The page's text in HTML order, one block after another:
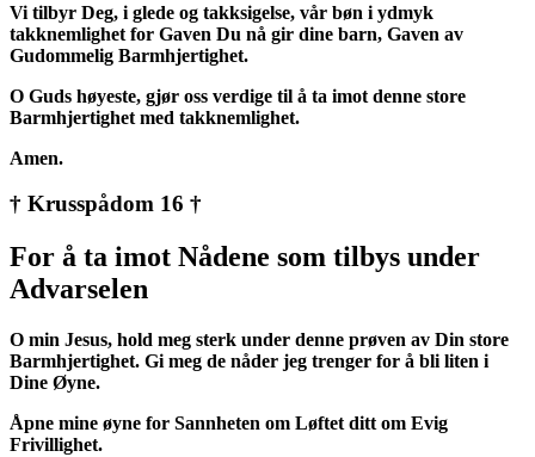
Vi tilbyr Deg, i glede og takksigelse, vår bøn i ydmyk
takknemlighet for Gaven Du nå gir dine barn, Gaven av
Gudommelig Barmhjertighet.
O Guds høyeste, gjør oss verdige til å ta imot denne store
Barmhjertighet med takknemlighet.
Amen.
† Krusspådom 16 †
For å ta imot Nådene som tilbys under
Advarselen
O min Jesus, hold meg sterk under denne prøven av Din store
Barmhjertighet. Gi meg de nåder jeg trenger for å bli liten i
Dine Øyne.
Åpne mine øyne for Sannheten om Løftet ditt om Evig
Frivillighet.